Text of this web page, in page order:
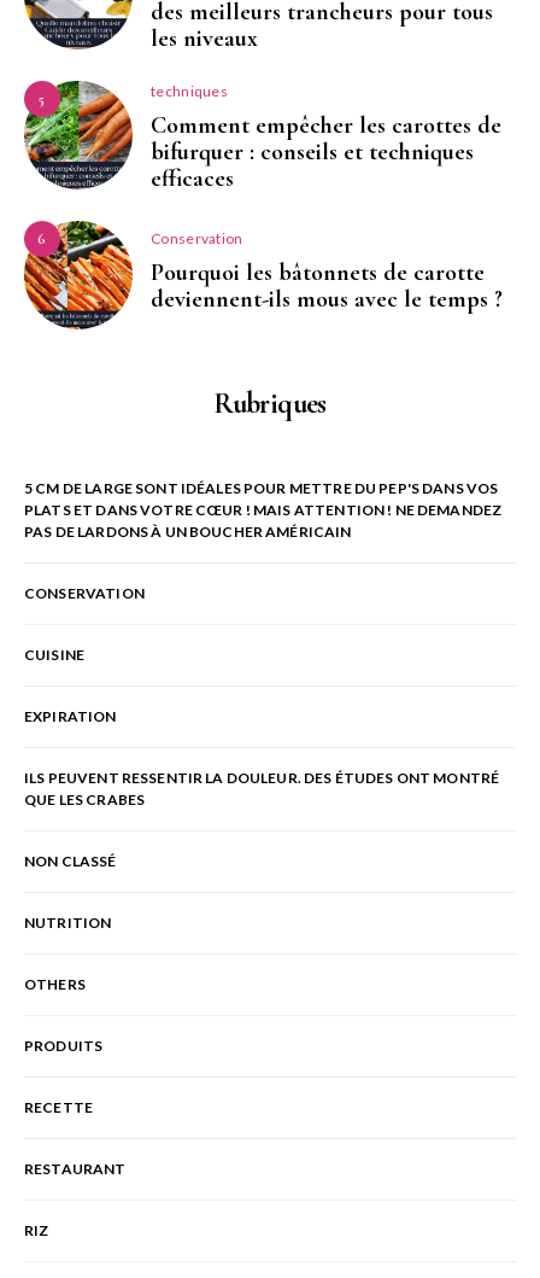
des meilleurs trancheurs pour tous
les niveaux
5 techniques
Comment empêcher les carottes de
bifurquer : conseils et techniques
efficaces
6 Conservation
Pourquoi les bâtonnets de carotte
deviennent-ils mous avec le temps ?
Rubriques
5 CM DE LARGE SONT IDÉALES POUR METTRE DU PEP'S DANS VOS
PLATS ET DANS VOTRE CŒUR ! MAIS ATTENTION ! NE DEMANDEZ
PAS DE LARDONS À UN BOUCHER AMÉRICAIN
CONSERVATION
CUISINE
EXPIRATION
ILS PEUVENT RESSENTIR LA DOULEUR. DES ÉTUDES ONT MONTRÉ
QUE LES CRABES
NON CLASSÉ
NUTRITION
OTHERS
PRODUITS
RECETTE
RESTAURANT
RIZ